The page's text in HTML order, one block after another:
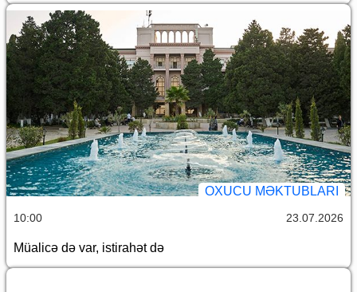
OXUCU MƏKTUBLARI
10:00 23.07.2026
Müalicə də var, istirahət də